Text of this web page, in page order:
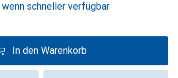
schneller verfügbar
In den Warenkorb